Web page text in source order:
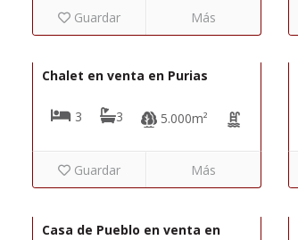
Guardar
Más
Chalet en venta en Purias
3 3 5.000m²
Guardar Más
Casa de Pueblo en venta en